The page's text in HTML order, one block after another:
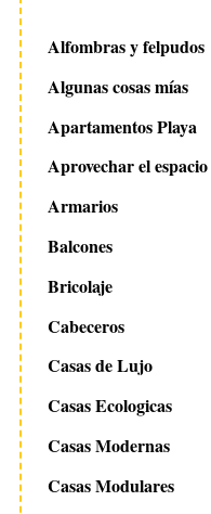
Alfombras y felpudos
Algunas cosas mías
Apartamentos Playa
Aprovechar el espacio
Armarios
Balcones
Bricolaje
Cabeceros
Casas de Lujo
Casas Ecologicas
Casas Modernas
Casas Modulares